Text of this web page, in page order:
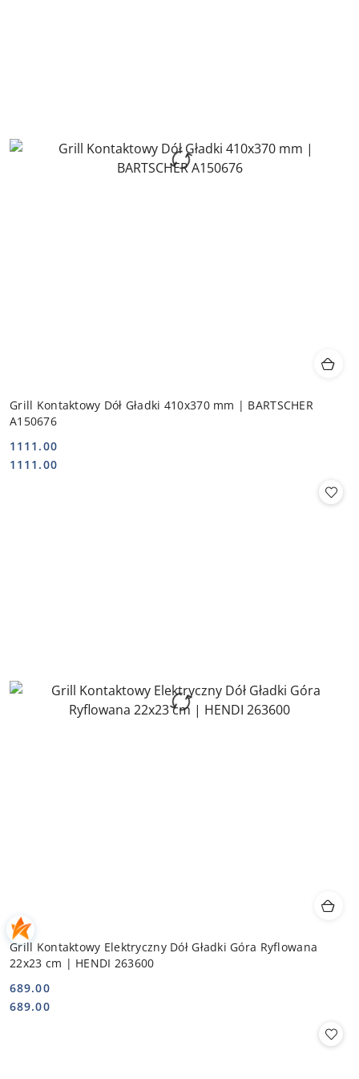
Grill Kontaktowy Dół Gładki 410x370 mm | BARTSCHER
A150676
Cena:
1111.00
Cena:
1111.00
Grill Kontaktowy Elektryczny Dół Gładki Góra Ryflowana
22x23 cm | HENDI 263600
Cena:
689.00
Cena:
689.00